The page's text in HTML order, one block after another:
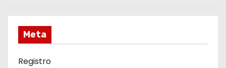
Meta
Registro